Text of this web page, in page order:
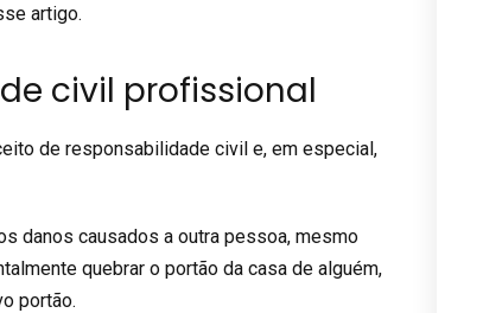
artigo.
civil profissional
de responsabilidade civil e, em especial,
danos causados a outra pessoa, mesmo
quebrar o portão da casa de alguém,
portão.